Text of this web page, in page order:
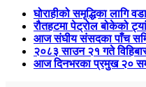
घोराहीको समृद्धिका लागि
रौतहटमा पेट्रोल बोकेको
आज संघीय संसदका पाँच
२०८३ साउन २१ गते
आज दिनभरका प्रमुख २०